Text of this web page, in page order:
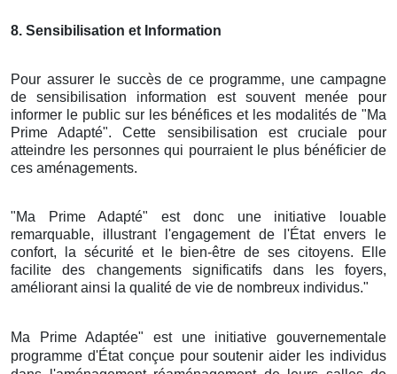
8. Sensibilisation et Information
Pour assurer le succès de ce programme, une campagne
de sensibilisation information est souvent menée pour
informer le public sur les bénéfices et les modalités de "Ma
Prime Adapté". Cette sensibilisation est cruciale pour
atteindre les personnes qui pourraient le plus bénéficier de
ces aménagements.
"Ma Prime Adapté" est donc une initiative louable
remarquable, illustrant l'engagement de l'État envers le
confort, la sécurité et le bien-être de ses citoyens. Elle
facilite des changements significatifs dans les foyers,
améliorant ainsi la qualité de vie de nombreux individus."
Ma Prime Adaptée" est une initiative gouvernementale
programme d'État conçue pour soutenir aider les individus